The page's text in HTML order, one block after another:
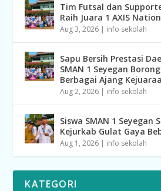
Tim Futsal dan
Raih Juara 1 AXIS
Aug 3, 2026 | info sekolah
Sapu Bersih Prestasi
SMAN 1 Seyegan
Berbagai Ajang
Aug 2, 2026 | info sekolah
Siswa SMAN 1 Seyegan
Kejurkab Gulat Gaya
Aug 1, 2026 | info sekolah
KATEGORI